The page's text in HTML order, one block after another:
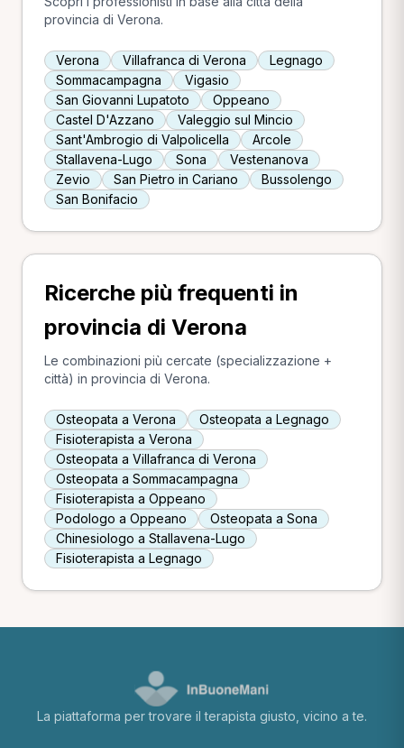
provincia di Verona.
Verona Villafranca di Verona
Legnago
Sommacampagna
Vigasio
San Giovanni Lupatoto
Oppeano
Castel D'Azzano
Valeggio sul Mincio
Sant'Ambrogio di Valpolicella
Arcole
Stallavena-Lugo
Sona
Vestenanova
Zevio
San Pietro in Cariano
Bussolengo
San Bonifacio
Ricerche più frequenti in
provincia di Verona
Le combinazioni più cercate (specializzazione +
città) in provincia di Verona.
Osteopata a Verona
Osteopata a Legnago
Fisioterapista a Verona
Osteopata a Villafranca di Verona
Osteopata a Sommacampagna
Fisioterapista a Oppeano
Podologo a Oppeano
Osteopata a Sona
Chinesiologo a Stallavena-Lugo
Fisioterapista a Legnago
La piattaforma per trovare il terapista giusto, vicino a te.